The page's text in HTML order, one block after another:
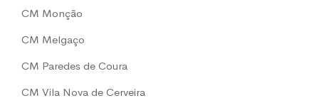
CM Monção
CM Melgaço
CM Paredes de Coura
CM Vila Nova de Cerveira